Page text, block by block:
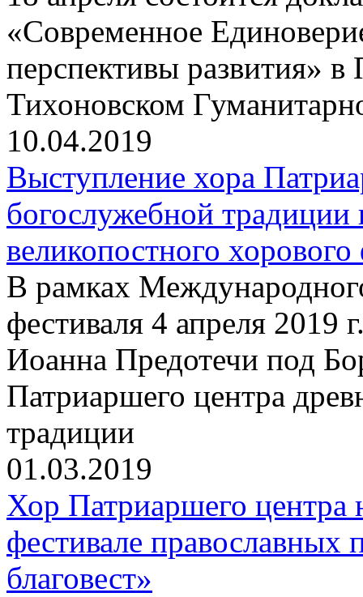
«Современное
перспективы развития»
Тихоновском
10.04.2019
Выступление хора
богослужебной
великопостного хорового
В рамках
фестиваля 4 апреля 2019
Иоанна Предотечи под
Патриаршего центра
традиции
01.03.2019
Хор Патриаршего
фестивале
благовест»